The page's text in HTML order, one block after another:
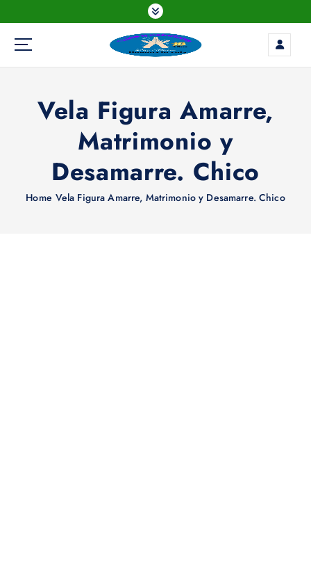
k
t
Vela Figura Amarre,
Matrimonio y
Desamarre. Chico
Home Vela Figura Amarre, Matrimonio y Desamarre. Chico